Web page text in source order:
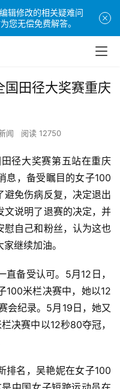
国田径大奖赛重庆
闻 阅读 12750
大奖赛第五站在重庆
息，备受瞩目的女子100
避免伤病反复，决定退出
文说明了退赛的决定，并
慰自己和粉丝，认为这也
继续加油。
备受认可。5月12日，
100米栏决赛中，她以12
会纪录。5月19日，她又
决赛中以12秒80夺冠，
名，吴艳妮在女子100
辑修改的相关疑难问
您无偿免费解答。